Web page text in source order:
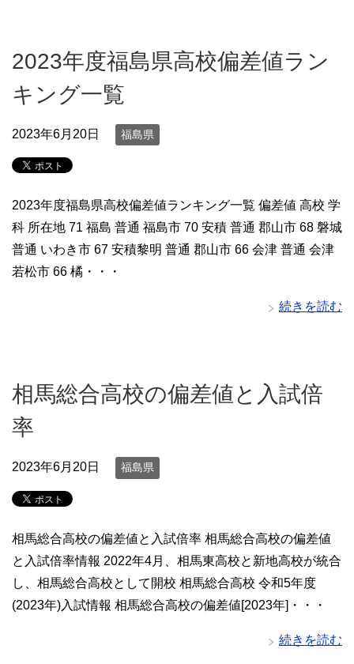
2023年度福島県高校偏差値ラン
キング一覧
2023年6月20日 福島県
2023年度福島県高校偏差値ランキング一覧 偏差値 高校 学
科 所在地 71 福島 普通 福島市 70 安積 普通 郡山市 68 磐城
普通 いわき市 67 安積黎明 普通 郡山市 66 会津 普通 会津
若松市 66 橘・・・
続きを読む
相馬総合高校の偏差値と入試倍
率
2023年6月20日 福島県
相馬総合高校の偏差値と入試倍率 相馬総合高校の偏差値
と入試倍率情報 2022年4月、相馬東高校と新地高校が統合
し、相馬総合高校として開校 相馬総合高校 令和5年度
(2023年)入試情報 相馬総合高校の偏差値[2023年]・・・
続きを読む